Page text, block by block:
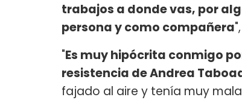
trabajos a donde vas, por
persona y como compañera
"Es muy hipócrita conmigo
resistencia de Andrea
fajado al aire y tenía muy